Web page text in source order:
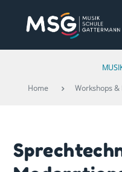
Home Workshops &